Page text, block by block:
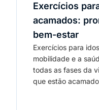
Exercícios
acamados:
bem-estar
Exercícios para
mobilidade e a
todas as fases da
que estão